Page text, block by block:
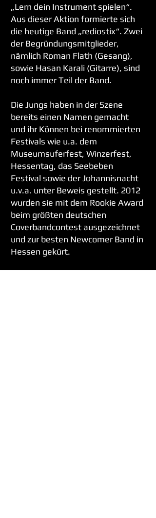
„Lern dein Instrument spielen“.
Aus dieser Aktion formierte sich
die heutige Band „rediostix“. Zwei
der Begründungsmitglieder,
nämlich Roman Flath (Gesang),
sowie Hasan Karali (Gitarre), sind
noch immer Teil der Band.
Die Jungs haben in der Szene
bereits einen Namen gemacht
und ihr Können bei renommierten
Festivals wie u.a. dem
Museumsuferfest, Winzerfest,
Hessentag, das Seebeben
Festival sowie der Johannisnacht
u.v.a. unter Beweis gestellt. 2012
wurden sie mit dem Rookie Award
beim größten deutschen
Coverbandcontest ausgezeichnet
und zur besten Newcomer Band in
Hessen gekürt.